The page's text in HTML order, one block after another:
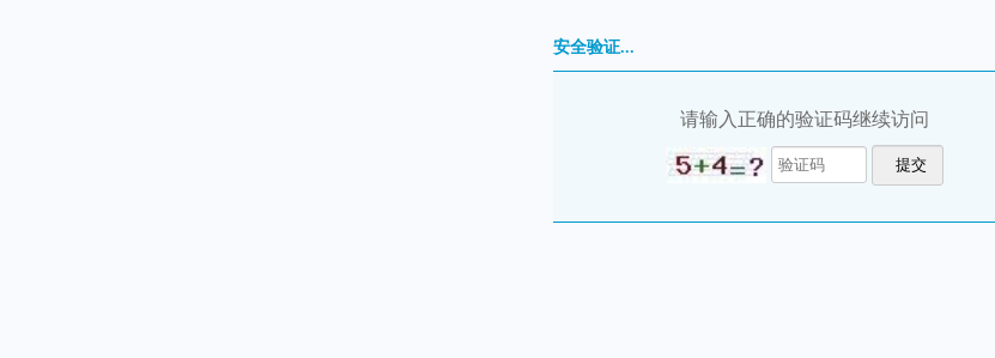
安全验证...
请输入正确的验证码继续访问